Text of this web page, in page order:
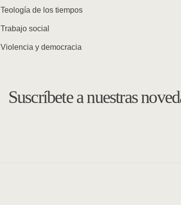
Teología de los tiempos
Trabajo social
Violencia y democracia
Suscríbete a nuestras